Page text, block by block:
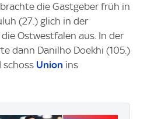
die Gastgeber früh in
(27.) glich in der
Ostwestfalen aus. In der
dann Danilho Doekhi (105.)
schoss Union ins